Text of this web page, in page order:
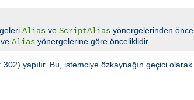
Alias ve ScriptAlias yönergelerinden önce
ve Alias yönergelerine göre önceliklidir.
yapılır. Bu, istemciye özkaynağın geçici olarak